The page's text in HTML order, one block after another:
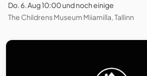
Do. 6. Aug 10:00 und noch einige
The Childrens Museum Miiamilla, Tallinn